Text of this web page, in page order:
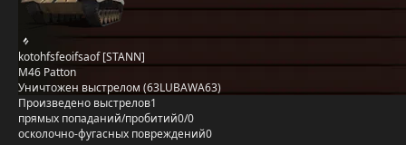
kotohfsfeoifsaof [STANN]
M46 Patton
Уничтожен выстрелом (63LUBAWA63)
Произведено выстрелов1
прямых попаданий/пробитий0/0
осколочно-фугасных повреждений0